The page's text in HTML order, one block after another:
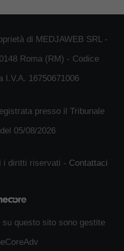
di MEDJAWEB SRL -
Roma (RM) - Codice
I.V.A. 16750671006
presso il Tribunale
05/08/2026
i diritti riservati - Contattaci
questo sito sono gestite